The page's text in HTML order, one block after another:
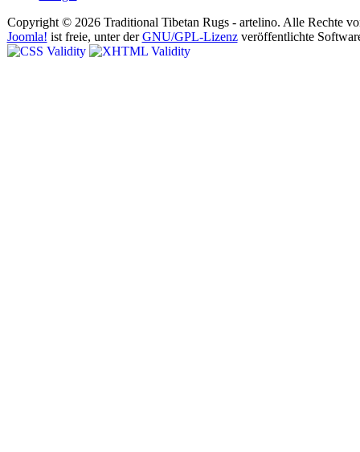
Copyright © 2026 Traditional Tibetan Rugs - artelino. Alle Rechte
Joomla! ist freie, unter derGNU/GPL-Lizenzveröffentlichte